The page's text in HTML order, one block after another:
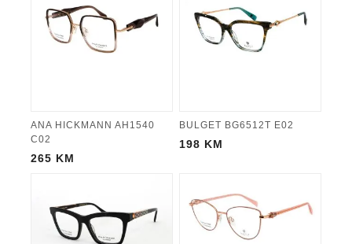
ANA HICKMANN AH1540
C02
265 KM
BULGET BG6512T E02
198 KM